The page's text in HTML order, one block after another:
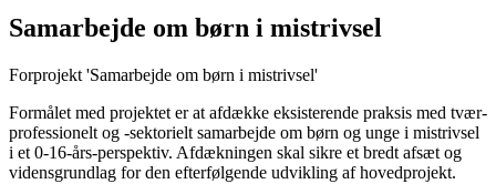
Samarbejde om børn i mistrivsel
Forprojekt 'Samarbejde om børn i mistrivsel'
Formålet med projektet er at afdække eksisterende praksis med tvær-
professionelt og -sektorielt samarbejde om børn og unge i mistrivsel
i et 0-16-års-perspektiv. Afdækningen skal sikre et bredt afsæt og
vidensgrundlag for den efterfølgende udvikling af hovedprojekt.